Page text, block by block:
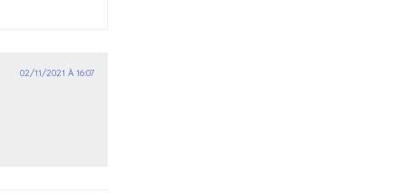
02/11/2021 À 16:07